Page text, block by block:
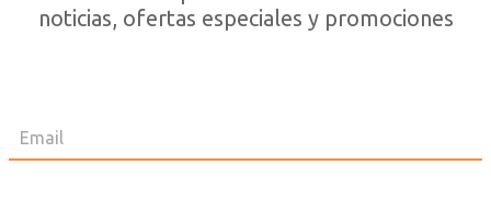
noticias, ofertas especiales y promociones